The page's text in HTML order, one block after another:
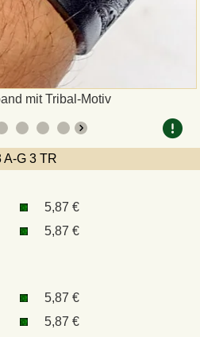
mit Tribal-Motiv
A-G 3 TR
5,87 €
5,87 €
5,87 €
5,87 €